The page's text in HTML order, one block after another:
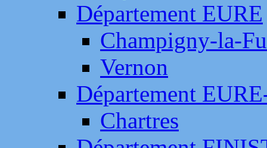
Département EURE
Champigny-la-
Vernon
Département
Chartres